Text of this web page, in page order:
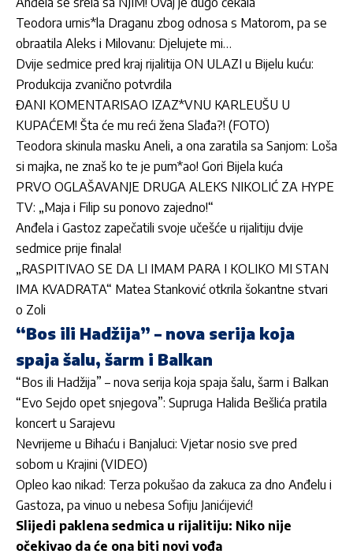
Teodora urnis*la Draganu zbog odnosa s Matorom, pa se
obraatila Aleks i Milovanu: Djelujete mi…
Dvije sedmice pred kraj rijalitija ON ULAZI u Bijelu kuću:
Produkcija zvanično potvrdila
ĐANI KOMENTARISAO IZAZ*VNU KARLEUŠU U
KUPAĆEM! Šta će mu reći žena Slađa?! (FOTO)
Teodora skinula masku Aneli, a ona zaratila sa Sanjom: Loša
si majka, ne znaš ko te je pum*ao! Gori Bijela kuća
PRVO OGLAŠAVANJE DRUGA ALEKS NIKOLIĆ ZA HYPE
TV: „Maja i Filip su ponovo zajedno!“
Anđela i Gastoz zapečatili svoje učešće u rijalitiju dvije
sedmice prije finala!
„RASPITIVAO SE DA LI IMAM PARA I KOLIKO MI STAN
IMA KVADRATA“ Matea Stanković otkrila šokantne stvari
o Zoli
“Bos ili Hadžija” – nova serija koja
spaja šalu, šarm i Balkan
“Bos ili Hadžija” – nova serija koja spaja šalu, šarm i Balkan
“Evo Sejdo opet snjegova”: Supruga Halida Bešlića pratila
koncert u Sarajevu
Nevrijeme u Bihaću i Banjaluci: Vjetar nosio sve pred
sobom u Krajini (VIDEO)
Opleo kao nikad: Terza pokušao da zakuca za dno Anđelu i
Gastoza, pa vinuo u nebesa Sofiju Janićijević!
Slijedi paklena sedmica u rijalitiju: Niko nije
očekivao da će ona biti novi vođa